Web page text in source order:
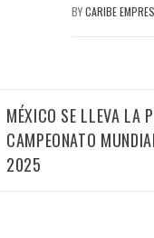
BYCARIBE
MÉXICO SE LLEVA LA
CAMPEONATO
2025